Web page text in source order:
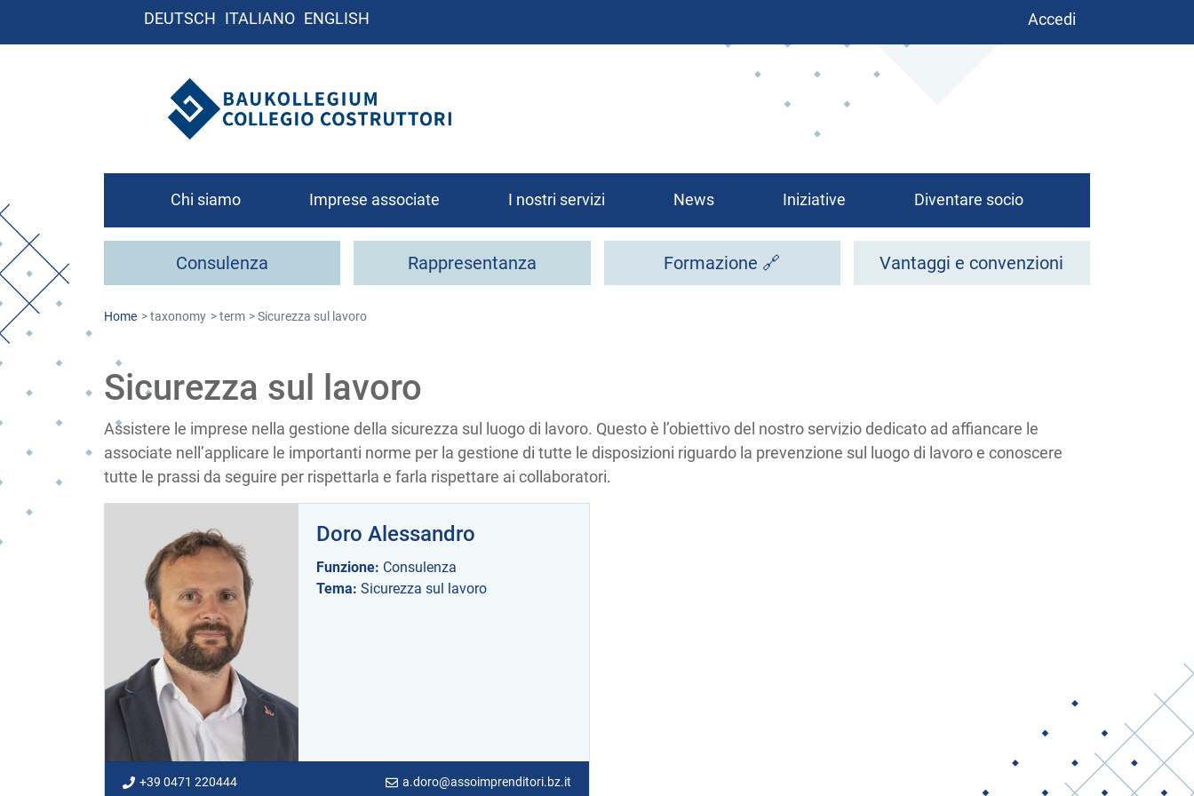
DEUTSCH ITALIANO ENGLISH BenutzermenüAccedi
Chi siamo
Chi siamo
Contatto
Imprese associate I nostri servizi News Iniziative Diventare socio
Consulenza Rappresentanza Formazione 🔗 Vantaggi e convenzioni
Home taxonomy term Sicurezza sul lavoro
Sicurezza sul lavoro
Assistere le imprese nella gestione della sicurezza sul luogo di lavoro. Questo è l’obiettivo del nostro servizio dedicato ad affiancare le
associate nell’applicare le importanti norme per la gestione di tutte le disposizioni riguardo la prevenzione sul luogo di lavoro e conoscere
tutte le prassi da seguire per rispettarla e farla rispettare ai collaboratori.
Doro Alessandro
Funzione: Consulenza
Tema: Sicurezza sul lavoro
+39 0471 220444 a.doro@assoimprenditori.bz.it